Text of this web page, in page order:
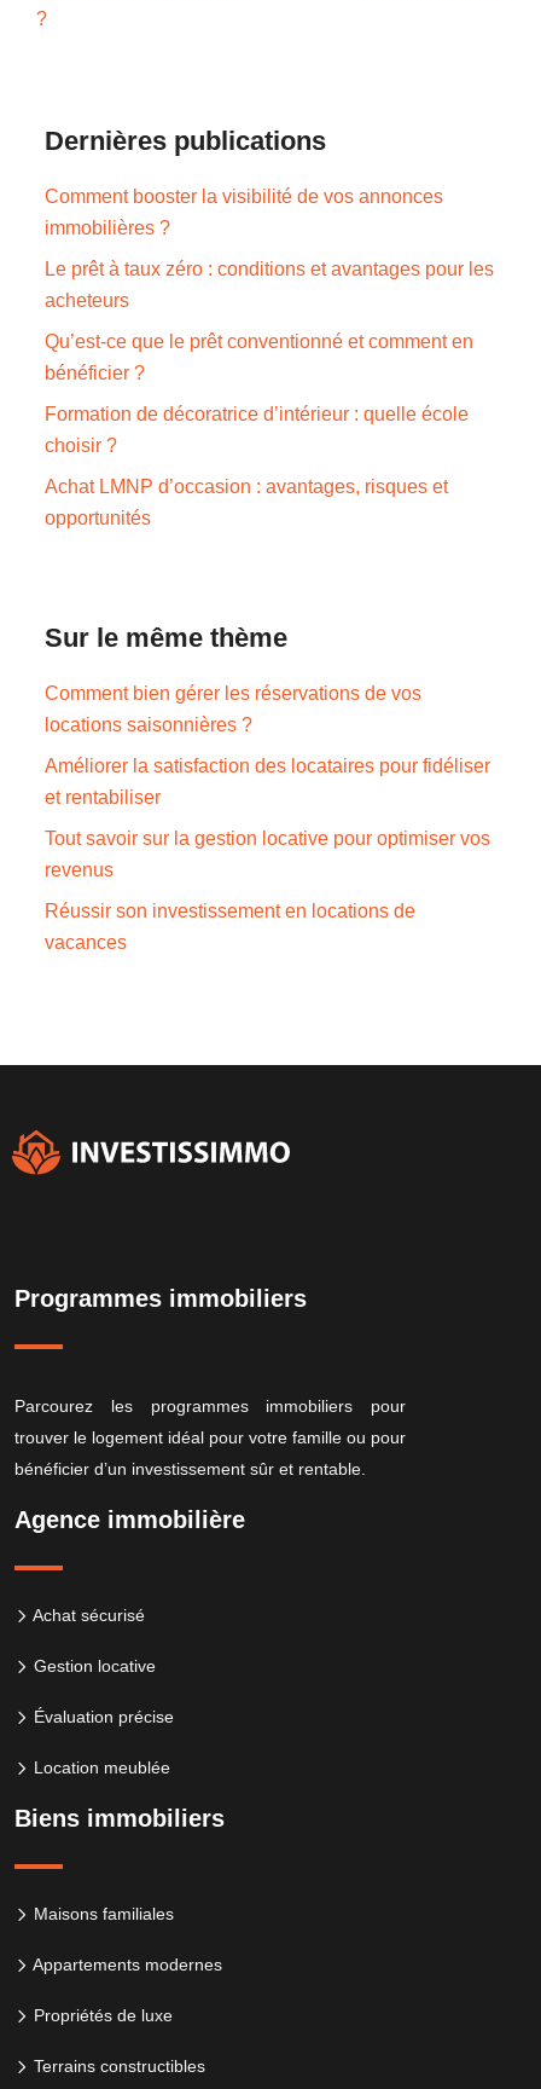
?
Dernières publications
Comment booster la visibilité de vos annonces
immobilières ?
Le prêt à taux zéro : conditions et avantages pour les
acheteurs
Qu’est-ce que le prêt conventionné et comment en
bénéficier ?
Formation de décoratrice d’intérieur : quelle école
choisir ?
Achat LMNP d’occasion : avantages, risques et
opportunités
Sur le même thème
Comment bien gérer les réservations de vos
locations saisonnières ?
Améliorer la satisfaction des locataires pour fidéliser
et rentabiliser
Tout savoir sur la gestion locative pour optimiser vos
revenus
Réussir son investissement en locations de
vacances
Programmes immobiliers
Parcourez les programmes immobiliers pour
trouver le logement idéal pour votre famille ou pour
bénéficier d’un investissement sûr et rentable.
Agence immobilière
Achat sécurisé
Gestion locative
Évaluation précise
Location meublée
Biens immobiliers
Maisons familiales
Appartements modernes
Propriétés de luxe
Terrains constructibles